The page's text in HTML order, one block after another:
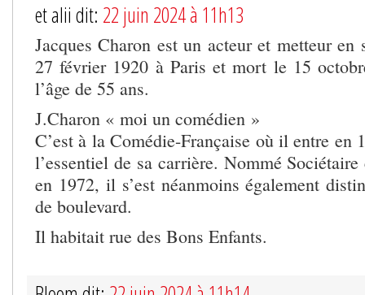
et alii dit: 22 juin 2024 à 11h13
Jacques Charon est un acteur et metteur en
27 février 1920 à Paris et mort le 15
l’âge de 55 ans.
J.Charon « moi un comédien »
C’est à la Comédie-Française où il entre en
l’essentiel de sa carrière. Nommé
en 1972, il s’est néanmoins également
de boulevard.
Il habitait rue des Bons Enfants.